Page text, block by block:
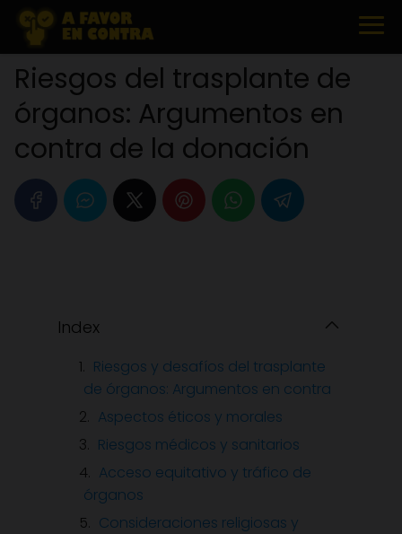
Riesgos del trasplante de
órganos: Argumentos en
contra de la donación
Index
Riesgos y desafíos del trasplante
de órganos: Argumentos en contra
Aspectos éticos y morales
Riesgos médicos y sanitarios
Acceso equitativo y tráfico de
órganos
Consideraciones religiosas y